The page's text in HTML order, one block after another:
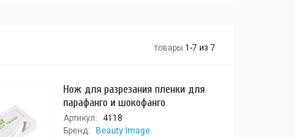
товары 1-7 из 7
Нож для разрезания пленки для
парафанго и шокофанго
Артикул:
4118
Бренд:
Beauty Image